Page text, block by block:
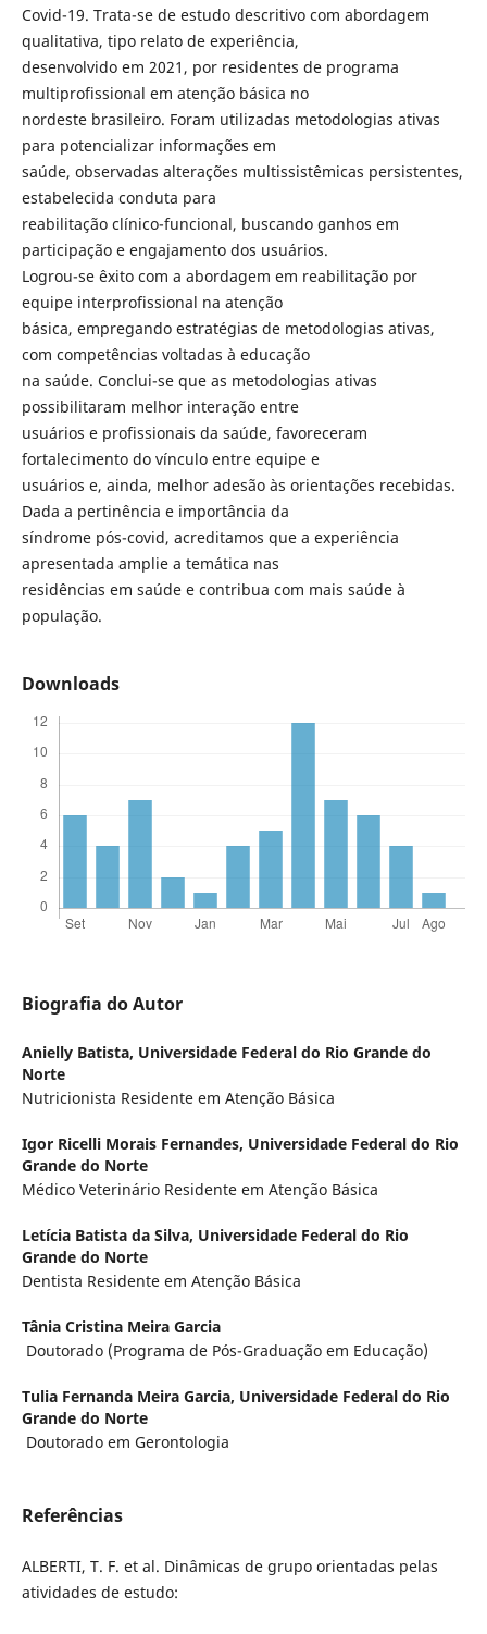
Covid-19. Trata-se de estudo descritivo com abordagem
qualitativa, tipo relato de experiência,
desenvolvido em 2021, por residentes de programa
multiprofissional em atenção básica no
nordeste brasileiro. Foram utilizadas metodologias ativas
para potencializar informações em
saúde, observadas alterações multissistêmicas persistentes,
estabelecida conduta para
reabilitação clínico-funcional, buscando ganhos em
participação e engajamento dos usuários.
Logrou-se êxito com a abordagem em reabilitação por
equipe interprofissional na atenção
básica, empregando estratégias de metodologias ativas,
com competências voltadas à educação
na saúde. Conclui-se que as metodologias ativas
possibilitaram melhor interação entre
usuários e profissionais da saúde, favoreceram
fortalecimento do vínculo entre equipe e
usuários e, ainda, melhor adesão às orientações recebidas.
Dada a pertinência e importância da
síndrome pós-covid, acreditamos que a experiência
apresentada amplie a temática nas
residências em saúde e contribua com mais saúde à
população.
Downloads
Biografia do Autor
Anielly Batista, Universidade Federal do Rio Grande do
Norte
Nutricionista Residente em Atenção Básica
Igor Ricelli Morais Fernandes, Universidade Federal do Rio
Grande do Norte
Médico Veterinário Residente em Atenção Básica
Letícia Batista da Silva, Universidade Federal do Rio
Grande do Norte
Dentista Residente em Atenção Básica
Tânia Cristina Meira Garcia
Doutorado (Programa de Pós-Graduação em Educação)
Tulia Fernanda Meira Garcia, Universidade Federal do Rio
Grande do Norte
Doutorado em Gerontologia
Referências
ALBERTI, T. F. et al. Dinâmicas de grupo orientadas pelas
atividades de estudo: